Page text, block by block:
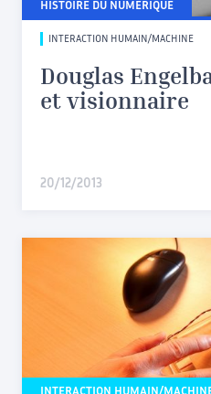
HISTOIRE DU NUMÉRIQUE
INTERACTION HUMAIN/MACHINE
Douglas
et visionnaire
20/12/2013